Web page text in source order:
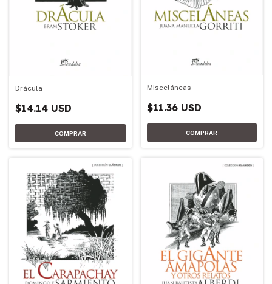
Drácula
$14.14 USD
Misceláneas
$11.36 USD